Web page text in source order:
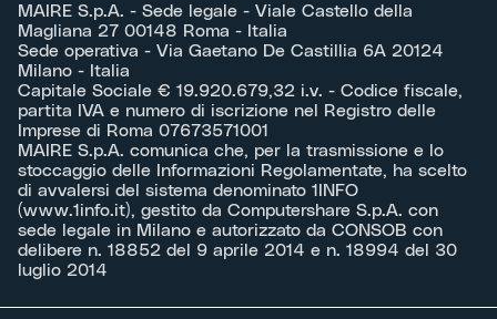
MAIRE S.p.A. - Sede legale - Viale Castello della
Magliana 27 00148 Roma - Italia
Sede operativa - Via Gaetano De Castillia 6A 20124
Milano - Italia
Capitale Sociale € 19.920.679,32 i.v. - Codice fiscale,
partita IVA e numero di iscrizione nel Registro delle
Imprese di Roma 07673571001
MAIRE S.p.A. comunica che, per la trasmissione e lo
stoccaggio delle Informazioni Regolamentate, ha scelto
di avvalersi del sistema denominato 1INFO
(www.1info.it), gestito da Computershare S.p.A. con
sede legale in Milano e autorizzato da CONSOB con
delibere n. 18852 del 9 aprile 2014 e n. 18994 del 30
luglio 2014